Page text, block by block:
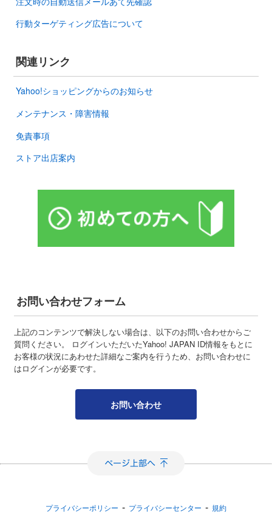
行動ターゲティング広告について
関連リンク
Yahoo!ショッピングからのお知らせ
メンテナンス・障害情報
免責事項
ストア出店案内
お問い合わせフォーム
上記のコンテンツで解決しない場合は、以下のお問い合わせからご
質問ください。 ログインいただいたYahoo! JAPAN ID情報をもとに
お客様の状況にあわせた詳細なご案内を行うため、お問い合わせに
はログインが必要です。
お問い合わせ
プライバシーポリシー - プライバシーセンター - 規約